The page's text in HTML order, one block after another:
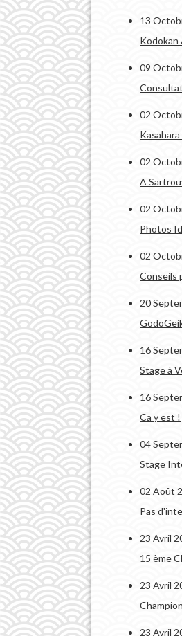
13
Kodokan
09
02
02
A
02
Photos
02
Conseils
20
16
Stage à
16
Ca y est !
04
Stage
02 Août
Pas
23 Avril
15 ème
23 Avril
23 Avril